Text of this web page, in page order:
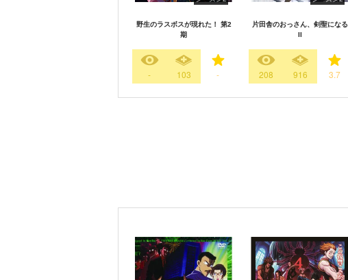
野生のラスボスが現れた！ 第2
期
- 103 -
片田舎のおっさん、剣聖になる
II
208 916 3.7